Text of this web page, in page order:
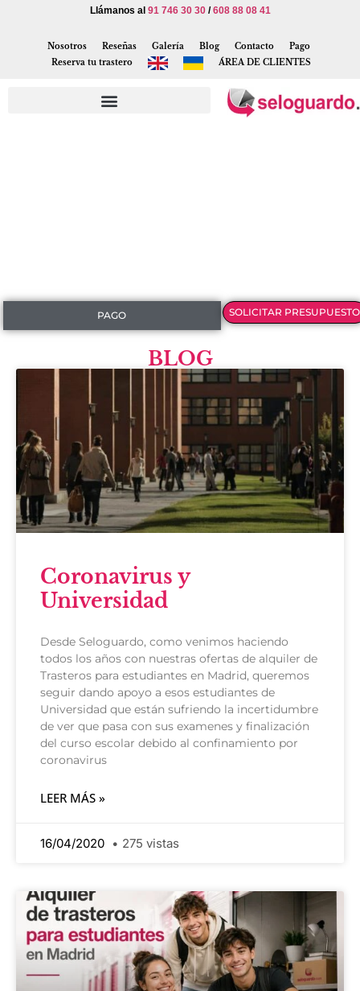
Llámanos al 91 746 30 30/608 88 08 41
Nosotros Reseñas Galería Blog Contacto
Pago
Reserva tu trastero
ÁREA DE CLIENTES
PAGO SOLICITAR PRESUPUESTO
BLOG
Coronavirus y
Universidad
Desde Seloguardo, como venimos haciendo
todos los años con nuestras ofertas de alquiler de
Trasteros para estudiantes en Madrid, queremos
seguir dando apoyo a esos estudiantes de
Universidad que están sufriendo la incertidumbre
de ver que pasa con sus examenes y finalización
del curso escolar debido al confinamiento por
coronavirus
LEER MÁS »
16/04/2020 275 vistas